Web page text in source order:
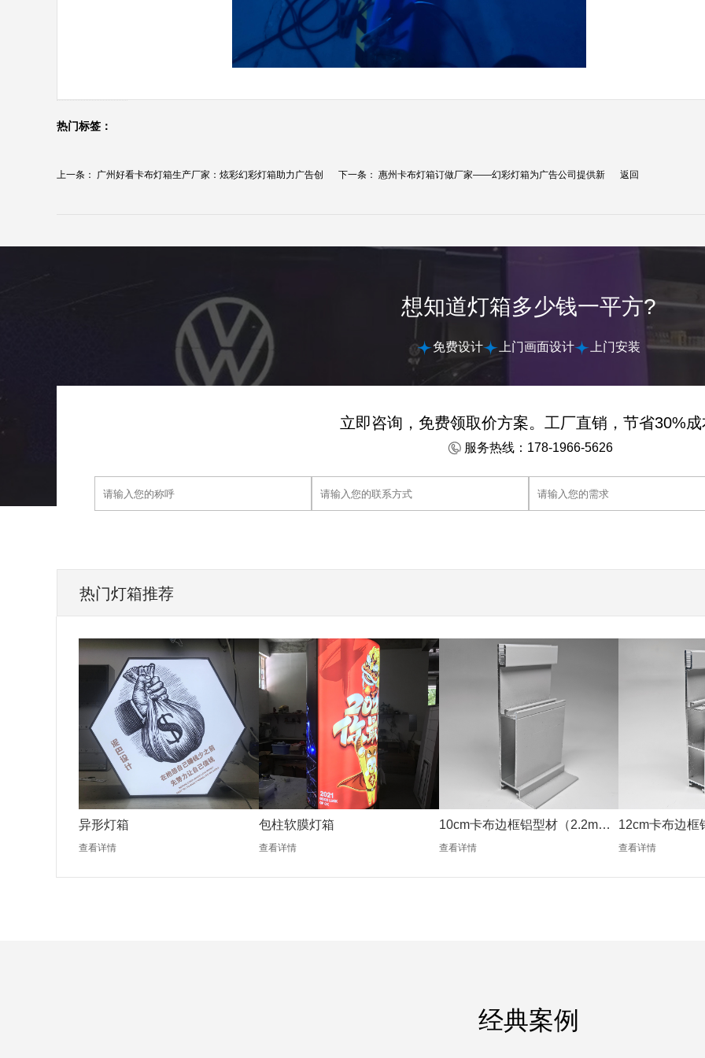
热门标签：
上一条： 广州好看卡布灯箱生产厂家：炫彩幻彩灯箱助力广告创
下一条： 惠州卡布灯箱订做厂家——幻彩灯箱为广告公司提供新
返回
想知道灯箱多少钱一平方?
免费设计 上门画面设计 上门安装
立即咨询，免费领取价方案。工厂直销，节省30%成
服务热线：178-1966-5626
热门灯箱推荐
异形灯箱
查看详情
包柱软膜灯箱
查看详情
10cm卡布边框铝型材（2.2mm
银色）
查看详情
12cm卡布边框
银色）
查看详情
经典案例